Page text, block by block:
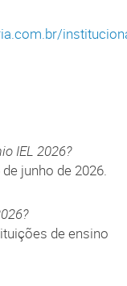
IEL 2026?
junho de 2026.
de ensino